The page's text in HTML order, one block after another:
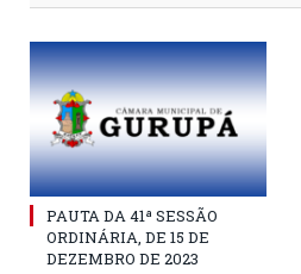
PAUTA DA 41ª SESSÃO
ORDINÁRIA, DE 15 DE
DEZEMBRO DE 2023